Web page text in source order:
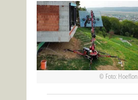
Foto: Hoeflon